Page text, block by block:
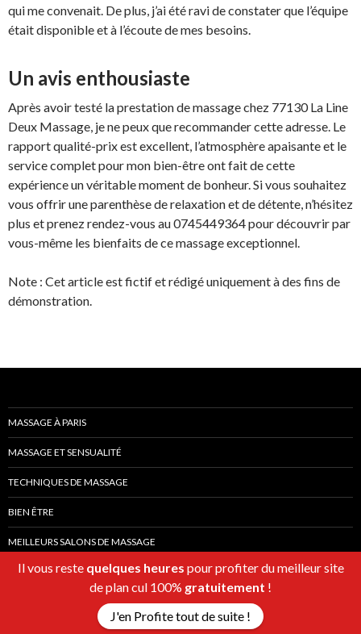
qui me convenait. De plus, j’ai été ravi de constater que l’équipe
était disponible et à l’écoute de mes besoins.
Un avis enthousiaste
Après avoir testé la prestation de massage chez 77130 La Line
Deux Massage, je ne peux que recommander cette adresse. Le
rapport qualité-prix est excellent, l’atmosphère apaisante et le
service complet pour mon bien-être ont fait de cette
expérience un véritable moment de bonheur. Si vous souhaitez
vous offrir une parenthèse de relaxation et de détente, n’hésitez
plus et prenez rendez-vous au 0745449364 pour découvrir par
vous-même les bienfaits de ce massage exceptionnel.
Note : Cet article est fictif et rédigé uniquement à des fins de
démonstration.
MASSAGE À PARIS
MASSAGE ET SENSUALITÉ
TECHNIQUES DE MASSAGE
BIEN ÊTRE
MEILLEURS SALONS DE MASSAGE
Fièrement propulsé par WordPress
Il vous reste quelques heures pour profiter du meilleur site
de plan cul 100% gratuitement !
J'en Profite tout de suite !